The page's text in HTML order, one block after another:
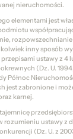
nieruchomości.
elementami jest
inny sposób
ustawy z 4
(Dz. U.
Północ
jest zabronione i
karnej.
rozumieniu ustawy z
(Dz. U. z